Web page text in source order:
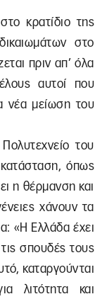
κρατίδιο της
στο
πριν απ’ όλα
αυτοί που
νέα μείωση του
του
όπως
η θέρμανση και
χάνουν τα
«Η Ελλάδα έχει
τις σπουδές τους
καταργούνται
λιτότητα και